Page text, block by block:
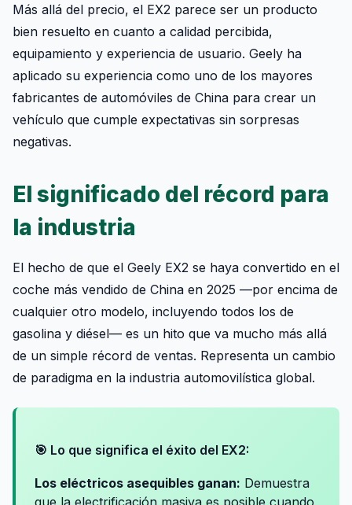
Más allá del precio, el EX2 parece ser un producto
bien resuelto en cuanto a calidad percibida,
equipamiento y experiencia de usuario. Geely ha
aplicado su experiencia como uno de los mayores
fabricantes de automóviles de China para crear un
vehículo que cumple expectativas sin sorpresas
negativas.
El significado del récord para
la industria
El hecho de que el Geely EX2 se haya convertido en el
coche más vendido de China en 2025 —por encima de
cualquier otro modelo, incluyendo todos los de
gasolina y diésel— es un hito que va mucho más allá
de un simple récord de ventas. Representa un cambio
de paradigma en la industria automovilística global.
🎯 Lo que significa el éxito del EX2:
Los eléctricos asequibles ganan: Demuestra
que la electrificación masiva es posible cuando